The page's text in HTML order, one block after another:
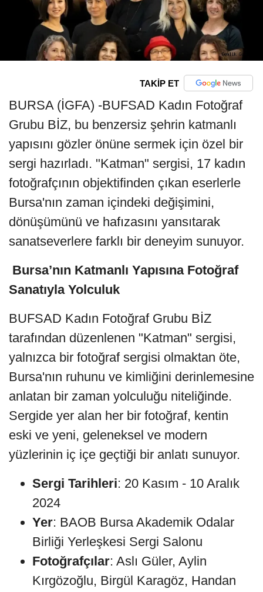
TAKİP ET
BURSA (İGFA) -BUFSAD Kadın Fotoğraf
Grubu BİZ, bu benzersiz şehrin katmanlı
yapısını gözler önüne sermek için özel bir
sergi hazırladı. "Katman" sergisi, 17 kadın
fotoğrafçının objektifinden çıkan eserlerle
Bursa'nın zaman içindeki değişimini,
dönüşümünü ve hafızasını yansıtarak
sanatseverlere farklı bir deneyim sunuyor.
Bursa’nın Katmanlı Yapısına Fotoğraf
Sanatıyla Yolculuk
BUFSAD Kadın Fotoğraf Grubu BİZ
tarafından düzenlenen "Katman" sergisi,
yalnızca bir fotoğraf sergisi olmaktan öte,
Bursa'nın ruhunu ve kimliğini derinlemesine
anlatan bir zaman yolculuğu niteliğinde.
Sergide yer alan her bir fotoğraf, kentin
eski ve yeni, geleneksel ve modern
yüzlerinin iç içe geçtiği bir anlatı sunuyor.
Sergi Tarihleri: 20 Kasım - 10 Aralık
2024
Yer: BAOB Bursa Akademik Odalar
Birliği Yerleşkesi Sergi Salonu
Fotoğrafçılar: Aslı Güler, Aylin
Kırgözoğlu, Birgül Karagöz, Handan